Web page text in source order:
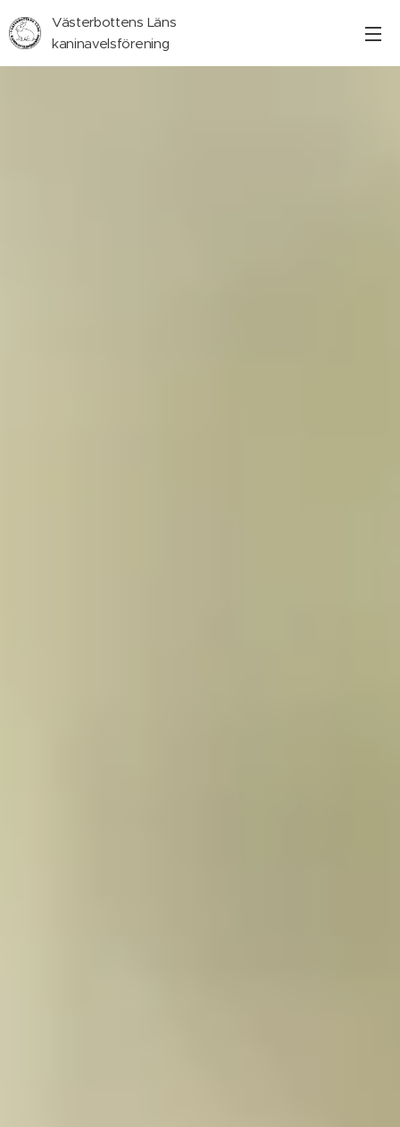
Västerbottens Läns
kaninavelsförening